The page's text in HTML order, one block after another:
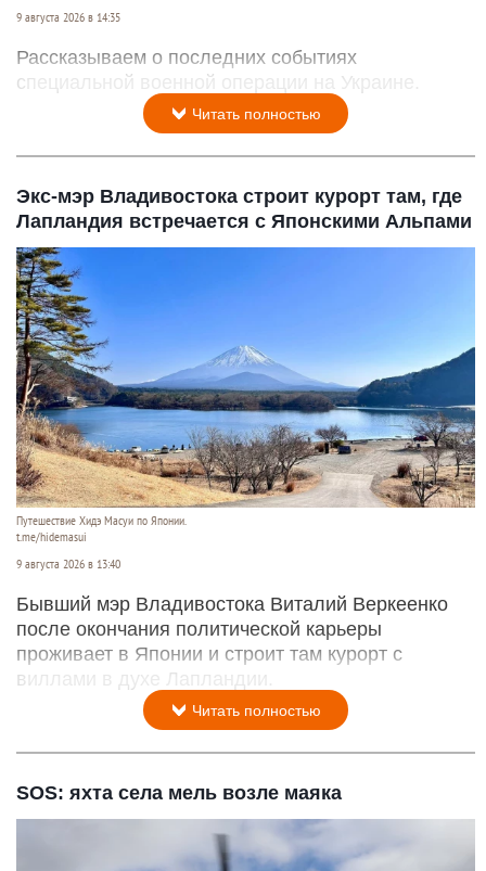
9 августа 2026 в 14:35
Рассказываем о последних событиях
специальной военной операции на Украине.
Читать полностью
Экс-мэр Владивостока строит курорт там, где
Лапландия встречается с Японскими Альпами
Путешествие Хидэ Масуи по Японии.
t.me/hidemasui
9 августа 2026 в 13:40
Бывший мэр Владивостока Виталий Веркеенко
после окончания политической карьеры
проживает в Японии и строит там курорт с
виллами в духе Лапландии.
Читать полностью
SOS: яхта села мель возле маяка